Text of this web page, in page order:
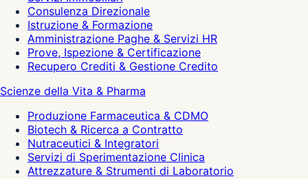
Consulenza Direzionale
Istruzione & Formazione
Amministrazione Paghe & Servizi HR
Prove, Ispezione & Certificazione
Recupero Crediti & Gestione Credito
Scienze della Vita & Pharma
Produzione Farmaceutica & CDMO
Biotech & Ricerca a Contratto
Nutraceutici & Integratori
Servizi di Sperimentazione Clinica
Attrezzature & Strumenti di Laboratorio